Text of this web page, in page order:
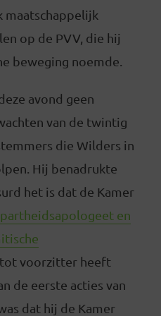
maatschappelijk
op de PVV, die hij
beweging noemde.
avond geen
van de twintig
die Wilders in
Hij benadrukte
het is dat de Kamer
en
, tot voorzitter heeft
de eerste acties van
dat hij de Kamer